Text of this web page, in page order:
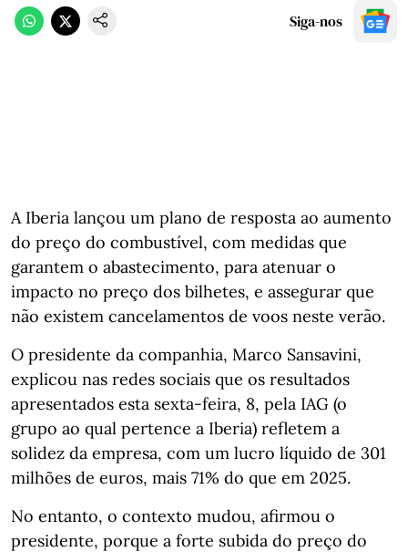
Siga-nos
A Iberia lançou um plano de resposta ao aumento
do preço do combustível, com medidas que
garantem o abastecimento, para atenuar o
impacto no preço dos bilhetes, e assegurar que
não existem cancelamentos de voos neste verão.
O presidente da companhia, Marco Sansavini,
explicou nas redes sociais que os resultados
apresentados esta sexta-feira, 8, pela IAG (o
grupo ao qual pertence a Iberia) refletem a
solidez da empresa, com um lucro líquido de 301
milhões de euros, mais 71% do que em 2025.
No entanto, o contexto mudou, afirmou o
presidente, porque a forte subida do preço do